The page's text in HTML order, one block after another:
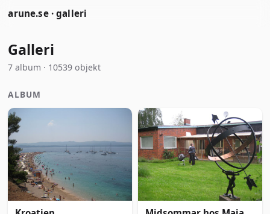
arune.se · galleri
Galleri
7 album · 10539 objekt
ALBUM